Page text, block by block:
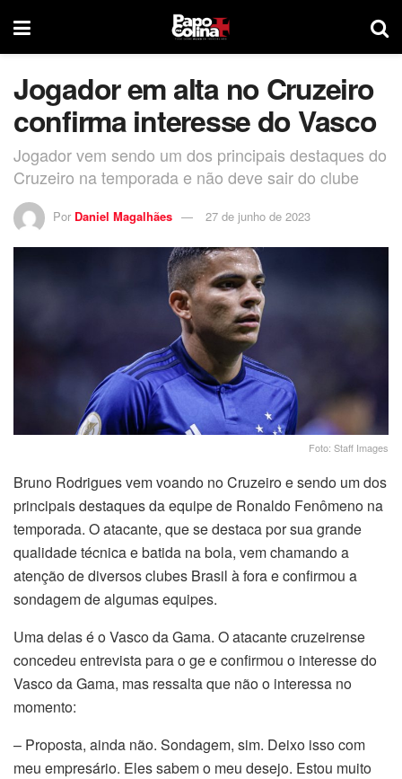
Jogador em alta no Cruzeiro
confirma interesse do Vasco
Jogador vem sendo um dos principais destaques do
Cruzeiro na temporada e não deve sair do clube
Por Daniel Magalhães 27 de junho de 2023
Foto: Staff Images
Bruno Rodrigues vem voando no Cruzeiro e sendo um dos
principais destaques da equipe de Ronaldo Fenômeno na
temporada. O atacante, que se destaca por sua grande
qualidade técnica e batida na bola, vem chamando a
atenção de diversos clubes Brasil à fora e confirmou a
sondagem de algumas equipes.
Uma delas é o Vasco da Gama. O atacante cruzeirense
concedeu entrevista para o ge e confirmou o interesse do
Vasco da Gama, mas ressalta que não o interessa no
momento:
– Proposta, ainda não. Sondagem, sim. Deixo isso com
meu empresário. Eles sabem o meu desejo. Estou muito